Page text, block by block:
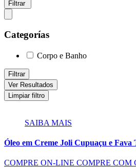
Filtrar
Categorías
Corpo e Banho
Filtrar
Ver Resultados
Limpiar filtro
SAIBA MAIS
Óleo em Creme Joli Cupuaçu e Fava
COMPRE ON-LINE COMPRE COM